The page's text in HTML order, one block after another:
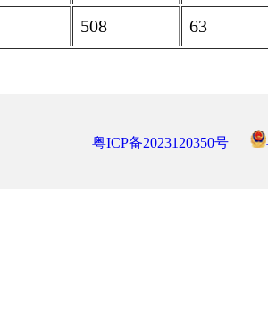
508 63
粤ICP备2023120350号